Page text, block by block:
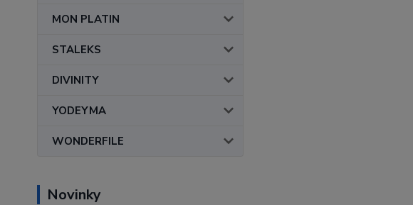
MON PLATIN
STALEKS
DIVINITY
YODEYMA
WONDERFILE
Novinky